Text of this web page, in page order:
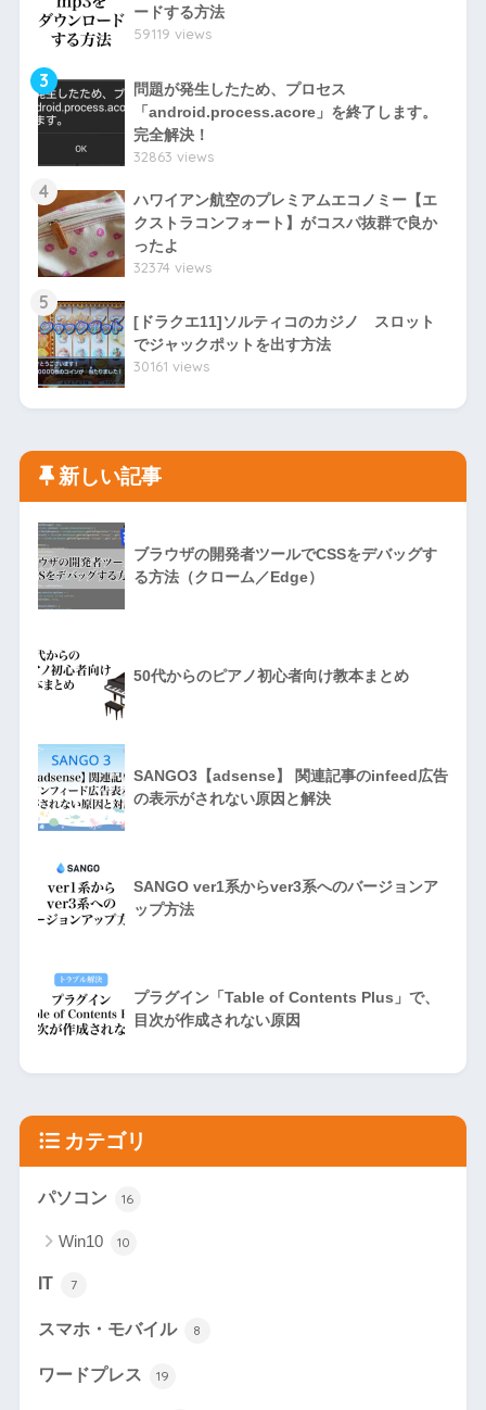
ードする方法
59119 views
3
問題が発生したため、プロセス
「android.process.acore」を終了します。
完全解決！
32863 views
4
ハワイアン航空のプレミアムエコノミー【エ
クストラコンフォート】がコスパ抜群で良か
ったよ
32374 views
5
[ドラクエ11]ソルティコのカジノ スロット
でジャックポットを出す方法
30161 views
新しい記事
ブラウザの開発者ツールでCSSをデバッグす
る方法（クローム／Edge）
50代からのピアノ初心者向け教本まとめ
SANGO3【adsense】 関連記事のinfeed広告
の表示がされない原因と解決
SANGO ver1系からver3系へのバージョンア
ップ方法
プラグイン「Table of Contents Plus」で、
目次が作成されない原因
カテゴリ
パソコン 16
Win10 10
IT 7
スマホ・モバイル 8
ワードプレス 19